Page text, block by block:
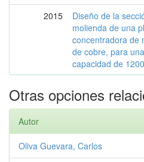
2015
Diseño de la
molienda de una
concentradora de
de cobre, para una
capacidad de
Otras opciones
Autor
Oliva Guevara, Carlos